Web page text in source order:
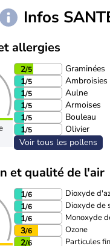
Infos
allergies
2/5
Graminées
1/5
Ambroisies
1/5
Aulne
1/5
Armoises
1/5
Bouleau
1/5
Olivier
Voir tous les pollens
et qualité de l'air
1/6 Dioxyde
1/6 Dioxyde de
1/6 Monoxyde
3/6 Ozone
2/6 Particules